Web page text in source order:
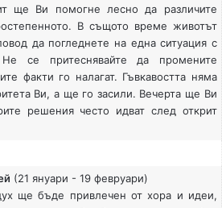
ще Ви помогне лесно да различите
В същото време животът
да погледнете на една ситуация с
се притеснявайте да промените
факти го налагат. Гъвкавостта няма
Ви, а ще го засили. Вечерта ще Ви
решения често идват след открит
(21 януари - 19 февруари)
ще бъде привлечен от хора и идеи,